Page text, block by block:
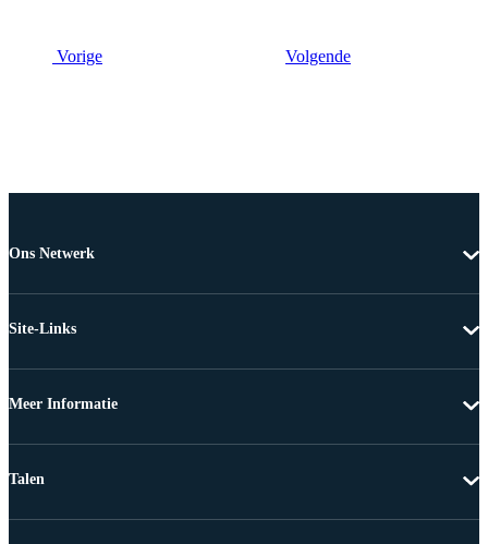
Vorige Volgende
Ons Netwerk
Site-Links
Meer Informatie
Talen